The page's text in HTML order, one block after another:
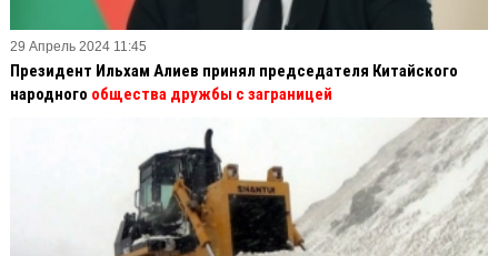
29 Апрель 2024 11:45
Президент Ильхам Алиев принял председателя Китайского
народного общества дружбы с заграницей